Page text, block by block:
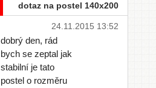
dotaz na postel 140x200
24.11.2015 13:52
dobrý den, rád
bych se zeptal jak
stabilní je tato
postel o rozměru